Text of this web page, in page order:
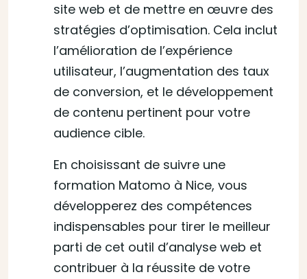
site web et de mettre en œuvre des
stratégies d’optimisation. Cela inclut
l’amélioration de l’expérience
utilisateur, l’augmentation des taux
de conversion, et le développement
de contenu pertinent pour votre
audience cible.
En choisissant de suivre une
formation Matomo à Nice, vous
développerez des compétences
indispensables pour tirer le meilleur
parti de cet outil d’analyse web et
contribuer à la réussite de votre